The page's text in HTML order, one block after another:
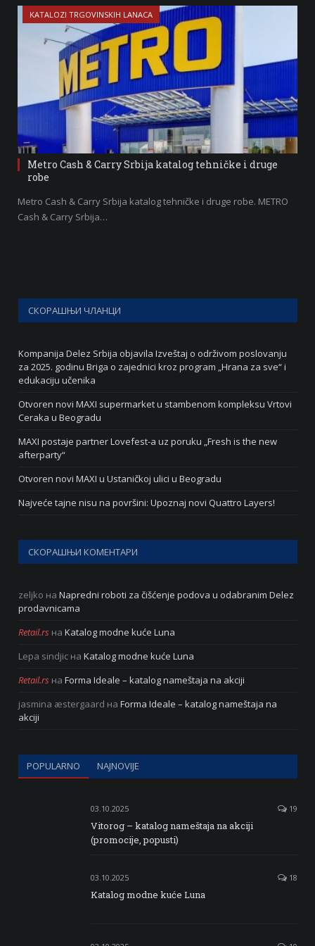
KATALOZI TRGOVINSKIH LANACA
Metro Cash & Carry Srbija katalog tehničke i druge
robe
Metro Cash & Carry Srbija katalog tehničke i druge robe. METRO
Cash & Carry Srbija…
СКОРАШЊИ ЧЛАНЦИ
Kompanija Delez Srbija objavila Izveštaj o održivom poslovanju
za 2025. godinu Briga o zajednici kroz program „Hrana za sve“ i
edukaciju učenika
Otvoren novi MAXI supermarket u stambenom kompleksu Vrtovi
Ceraka u Beogradu
MAXI postaje partner Lovefest-a uz poruku „Fresh is the new
afterparty“
Otvoren novi MAXI u Ustaničkoj ulici u Beogradu
Najveće tajne nisu na površini: Upoznaj novi Quattro Layers!
СКОРАШЊИ КОМЕНТАРИ
zeljko на Napredni roboti za čišćenje podova u odabranim Delez
prodavnicama
Retail.rs на Katalog modne kuće Luna
Lepa sindjic на Katalog modne kuće Luna
Retail.rs на Forma Ideale – katalog nameštaja na akciji
jasmina æstergaard на Forma Ideale – katalog nameštaja na
akciji
POPULARNO NAJNOVIJE
03.10.2025 19
Vitorog – katalog nameštaja na akciji
(promocije, popusti)
03.10.2025 18
Katalog modne kuće Luna